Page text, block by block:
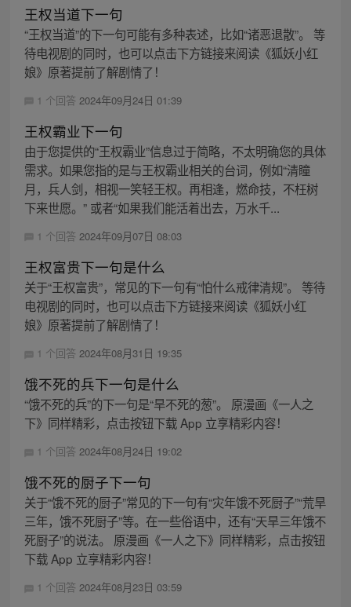
王权当道下一句
“王权当道”的下一句可能有多种表述，比如“诸恶退散”。 等
待电视剧的同时，也可以点击下方链接来阅读《狐妖小红
娘》原著提前了解剧情了！
1 个回答 2024年09月24日 01:39
王权霸业下一句
由于您提供的“王权霸业”信息过于简略，不太明确您的具体
需求。如果您指的是与王权霸业相关的台词，例如“清瞳
月，兵人剑，相视一笑轻王权。再相逢，燃命技，不枉树
下来世愿。” 或者“如果我们能活着出去，万水千...
1 个回答 2024年09月07日 08:03
王权富贵下一句是什么
关于“王权富贵”，常见的下一句有“怕什么戒律清规”。 等待
电视剧的同时，也可以点击下方链接来阅读《狐妖小红
娘》原著提前了解剧情了！
1 个回答 2024年08月31日 19:35
饿不死的兵下一句是什么
“饿不死的兵”的下一句是“旱不死的葱”。 原漫画《一人之
下》同样精彩，点击按钮下载 App 立享精彩内容！
1 个回答 2024年08月24日 19:02
饿不死的厨子下一句
关于“饿不死的厨子”常见的下一句有“灾年饿不死厨子”“荒旱
三年，饿不死厨子”等。在一些俗语中，还有“天旱三年饿不
死厨子”的说法。 原漫画《一人之下》同样精彩，点击按钮
下载 App 立享精彩内容！
1 个回答 2024年08月23日 03:59